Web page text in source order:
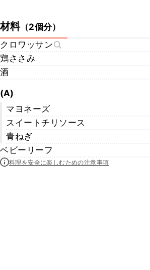
材料（2個分）
クロワッサン
鶏ささみ
酒
(A)
マヨネーズ
スイートチリソース
青ねぎ
ベビーリーフ
料理を安全に楽しむための注意事項